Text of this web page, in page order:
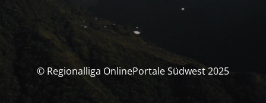
© Regionalliga OnlinePortale Südwest 2025